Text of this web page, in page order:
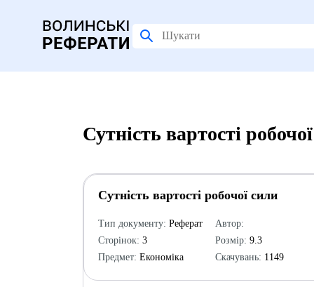
Сутність вартості
Сутність вартості робочої сили
Тип документу: Реферат
Сторінок: 3
Предмет: Економіка
Автор:
Розмір: 9.3
Скачувань: 1149